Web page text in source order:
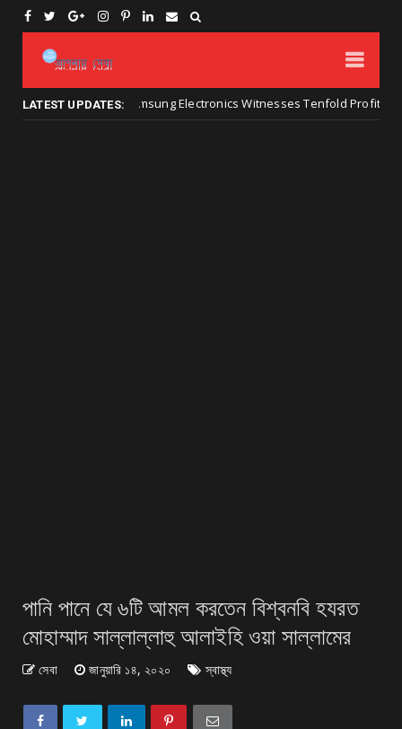
LATEST UPDATES:
তথ্য প্রযুক্তির Samsung Electronics Witnesses Tenfold Profit Surge
পানি পানে যে ৬টি আমল করতেন বিশ্বনবি হযরত
মোহাম্মাদ সাল্লাল্লাহু আলাইহি ওয়া সাল্লামের
সেবা জানুয়ারি ১৪, ২০২০ স্বাস্থ্য